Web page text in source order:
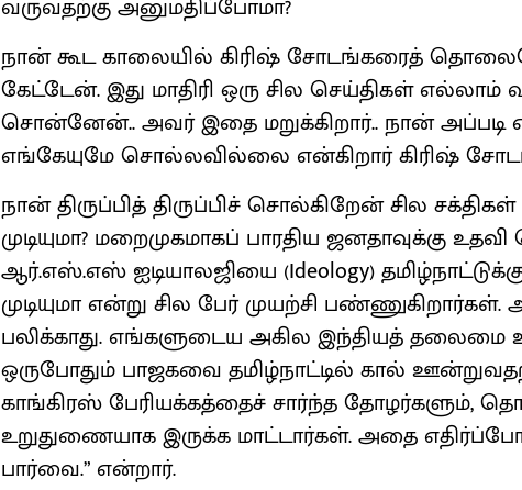
வருவதற்கு அனுமதிப்போமா?
நான் கூட காலையில் கிரிஷ் சோடங்கரைத்
கேட்டேன். இது மாதிரி ஒரு சில செய்திகள்
சொன்னேன்.. அவர் இதை மறுக்கிறார்.. நான் அப்படி
எங்கேயுமே சொல்லவில்லை என்கிறார் கிரிஷ்
நான் திருப்பித் திருப்பிச் சொல்கிறேன் சில
முடியுமா? மறைமுகமாகப் பாரதிய ஜனதாவுக்கு உதவி
ஆர்.எஸ்.எஸ் ஐடியாலஜியை (Ideology)
முடியுமா என்று சில பேர் முயற்சி
பலிக்காது. எங்களுடைய அகில இந்தியத் தலைமை
ஒருபோதும் பாஜகவை தமிழ்நாட்டில் கால்
காங்கிரஸ் பேரியக்கத்தைச் சார்ந்த தோழர்களும்,
உறுதுணையாக இருக்க மாட்டார்கள். அதை
பார்வை.” என்றார்.